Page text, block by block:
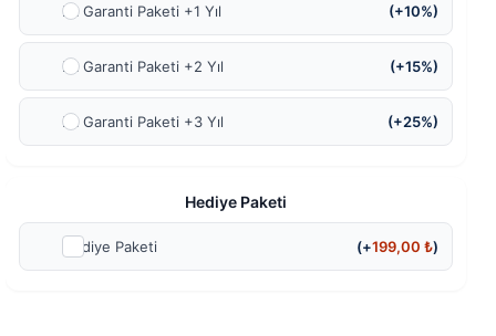
Ek Garanti Paketi +1 Yıl (+10%)
Ek Garanti Paketi +2 Yıl (+15%)
Ek Garanti Paketi +3 Yıl (+25%)
Hediye Paketi
Hediye Paketi (+199,00₺)